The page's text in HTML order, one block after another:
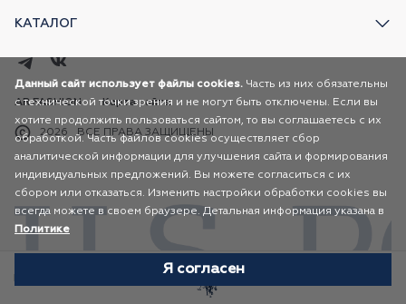
КАТАЛОГ
2026 ВСЕ ПРАВА ЗАЩИЩЕНЫ
AR FASHION Карта сайта
Данный сайт использует файлы cookies. Часть из них обязательны
с технической точки зрения и не могут быть отключены. Если вы
хотите продолжить пользоваться сайтом, то вы соглашаетесь с их
обработкой. Часть файлов cookies осуществляет сбор
аналитической информации для улучшения сайта и формирования
индивидуальных предложений. Вы можете согласиться с их
сбором или отказаться. Изменить настройки обработки cookies вы
всегда можете в своем браузере. Детальная информация указана в
Политике
Я согласен